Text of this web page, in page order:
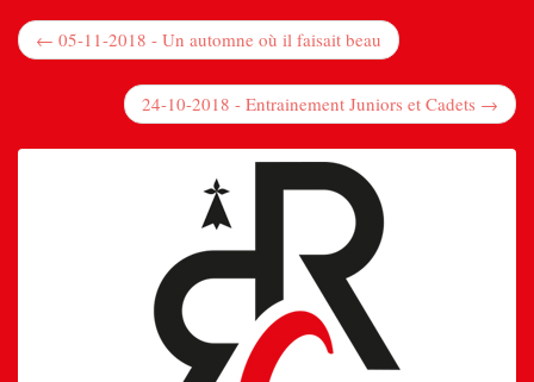
← 05-11-2018 - Un automne où il faisait beau
24-10-2018 - Entrainement Juniors et Cadets →